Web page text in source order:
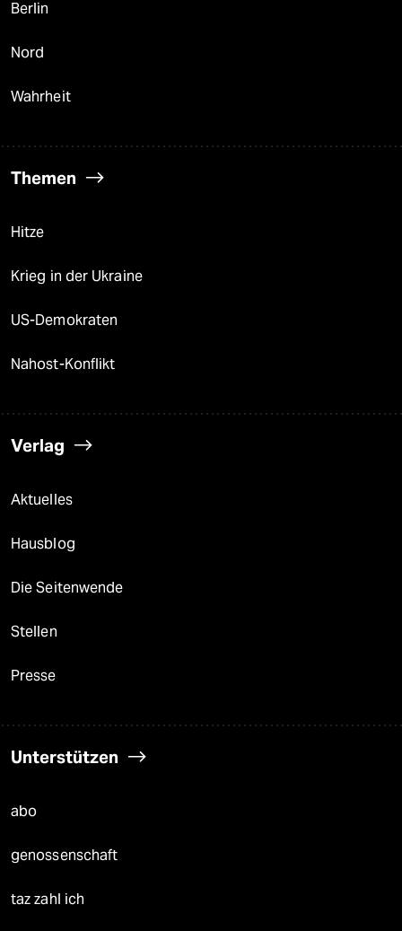
Berlin
Nord
Wahrheit
Themen
Hitze
Krieg in der Ukraine
US-Demokraten
Nahost-Konflikt
Verlag
Aktuelles
Hausblog
Die Seitenwende
Stellen
Presse
Unterstützen
abo
genossenschaft
taz zahl ich